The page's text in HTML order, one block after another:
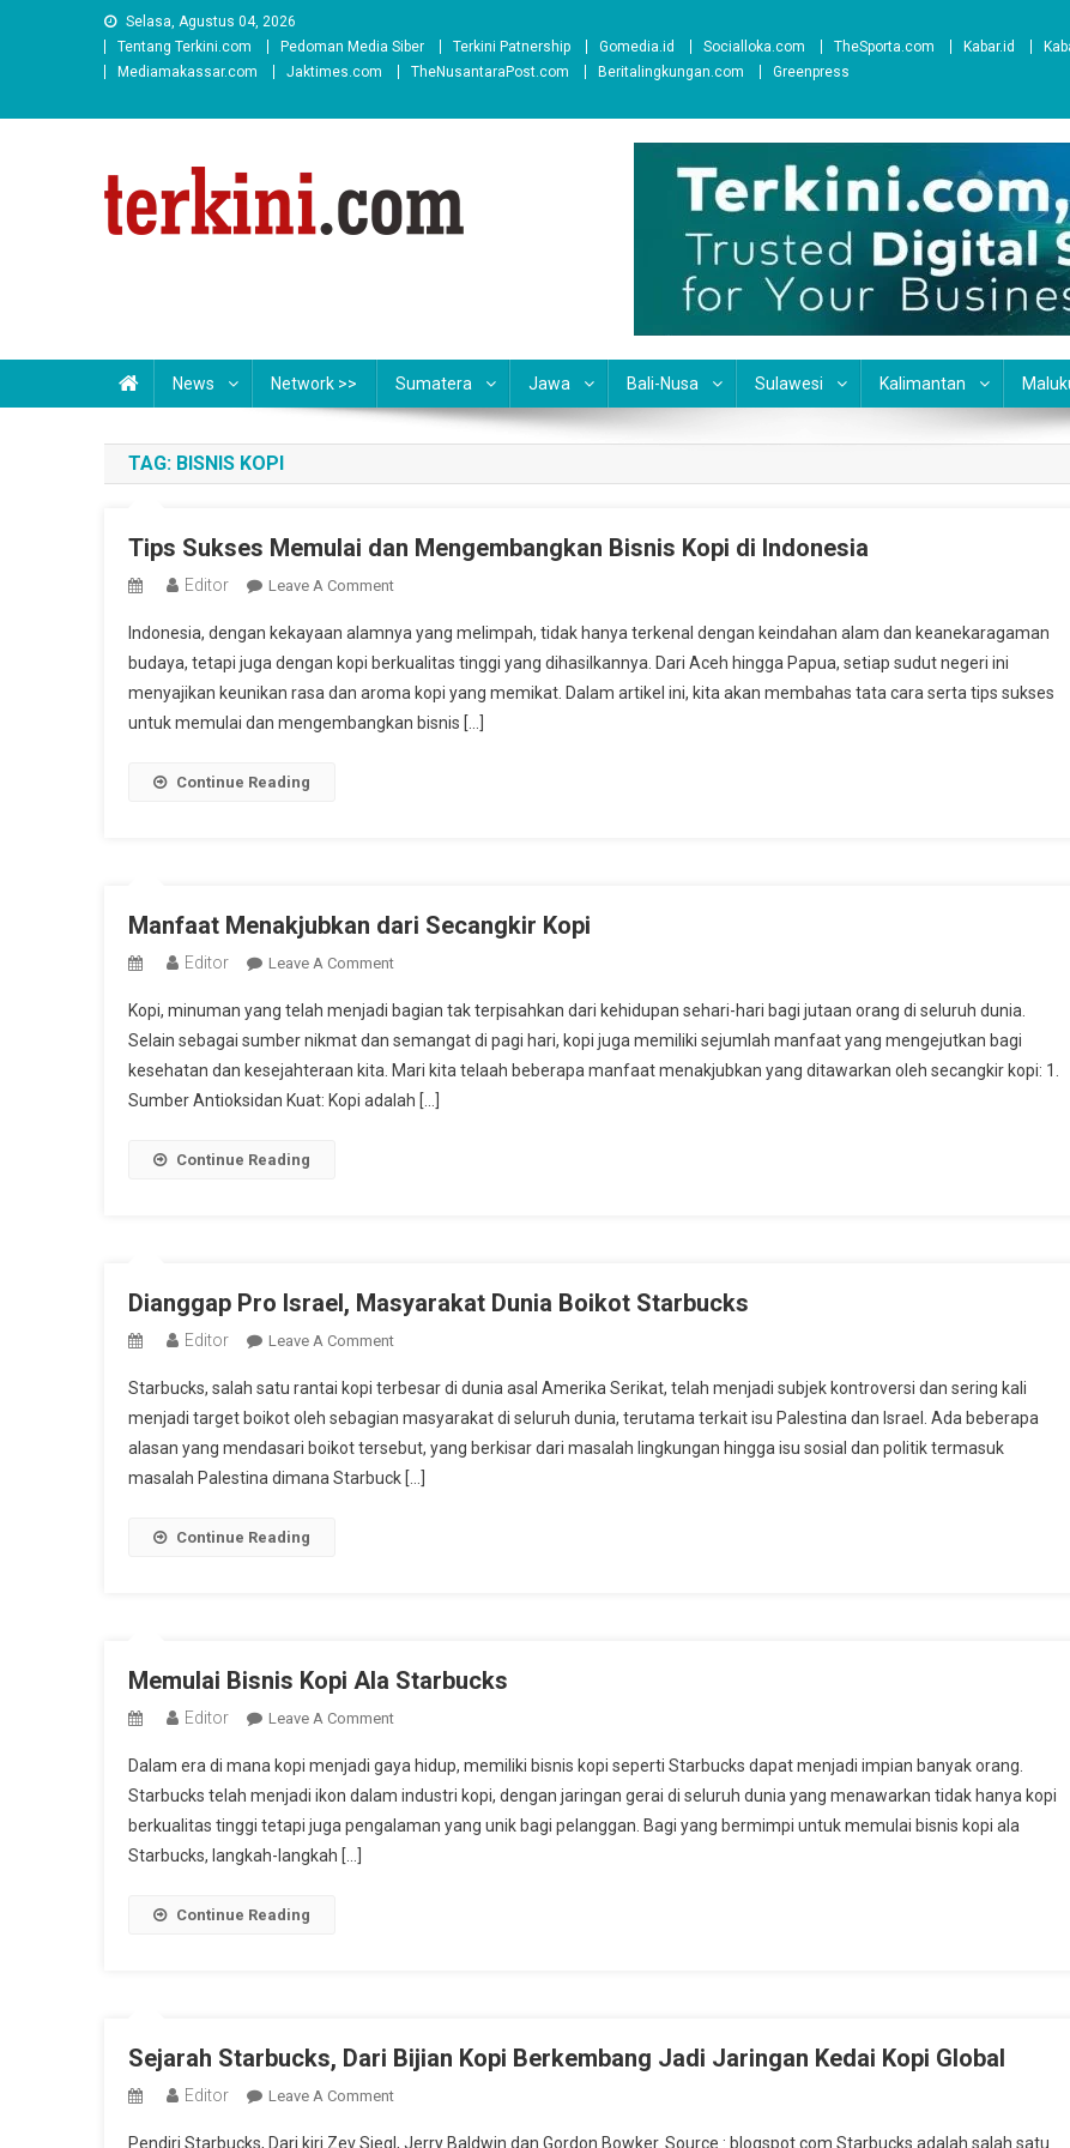
Selasa, Agustus 04, 2026
Tentang Terkini.com
Pedoman Media Siber Terkini Patnership Gomedia.id Socialloka.com TheSporta.com Kabar.id
Mediamakassar.com
Jaktimes.com TheNusantaraPost.com Beritalingkungan.com Greenpress
News Network >> Sumatera Jawa Bali-Nusa Sulawesi Kalimantan
TAG: BISNIS KOPI
Tips Sukses Memulai dan Mengembangkan Bisnis Kopi di Indonesia
Editor Leave A CommentOn
Sukses
Memulai
Dan
Mengembangkan
Indonesia, dengan kekayaan alamnya yang melimpah, tidak hanya terkenal dengan keindahan alam dan keanekaragaman
budaya, tetapi juga dengan kopi berkualitas tinggi yang dihasilkannya. Dari Aceh hingga Papua, setiap sudut negeri ini
menyajikan keunikan rasa dan aroma kopi yang memikat. Dalam artikel ini, kita akan membahas tata cara serta tips sukses
untuk memulai dan mengembangkan bisnis […]
Continue Reading
Manfaat Menakjubkan dari Secangkir Kopi
Editor Leave A CommentOn
Menakjubkan
Dari
Secangkir
Kopi
Kopi, minuman yang telah menjadi bagian tak terpisahkan dari kehidupan sehari-hari bagi jutaan orang di seluruh dunia.
Selain sebagai sumber nikmat dan semangat di pagi hari, kopi juga memiliki sejumlah manfaat yang mengejutkan bagi
kesehatan dan kesejahteraan kita. Mari kita telaah beberapa manfaat menakjubkan yang ditawarkan oleh secangkir kopi: 1.
Sumber Antioksidan Kuat: Kopi adalah […]
Continue Reading
Dianggap Pro Israel, Masyarakat Dunia Boikot Starbucks
Editor Leave A CommentOn
Pro
Israel,
Masyarakat
Dunia
Starbucks, salah satu rantai kopi terbesar di dunia asal Amerika Serikat, telah menjadi subjek kontroversi dan sering kali
menjadi target boikot oleh sebagian masyarakat di seluruh dunia, terutama terkait isu Palestina dan Israel. Ada beberapa
alasan yang mendasari boikot tersebut, yang berkisar dari masalah lingkungan hingga isu sosial dan politik termasuk
masalah Palestina dimana Starbuck […]
Continue Reading
Memulai Bisnis Kopi Ala Starbucks
Editor Leave A CommentOn
Bisnis
Kopi
Ala
Dalam era di mana kopi menjadi gaya hidup, memiliki bisnis kopi seperti Starbucks dapat menjadi impian banyak orang.
Starbucks telah menjadi ikon dalam industri kopi, dengan jaringan gerai di seluruh dunia yang menawarkan tidak hanya kopi
berkualitas tinggi tetapi juga pengalaman yang unik bagi pelanggan. Bagi yang bermimpi untuk memulai bisnis kopi ala
Starbucks, langkah-langkah […]
Continue Reading
Sejarah Starbucks, Dari Bijian Kopi Berkembang Jadi Jaringan Kedai Kopi Global
Editor Leave A CommentOn
Pendiri Starbucks, Dari kiri Zev Siegl, Jerry Baldwin dan Gordon Bowker. Source : blogspot.com Starbucks adalah salah satu